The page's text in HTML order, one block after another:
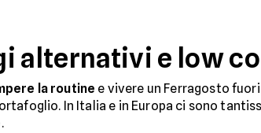
alternativi e low
la routine e vivere un Ferragosto
In Italia e in Europa ci sono
.